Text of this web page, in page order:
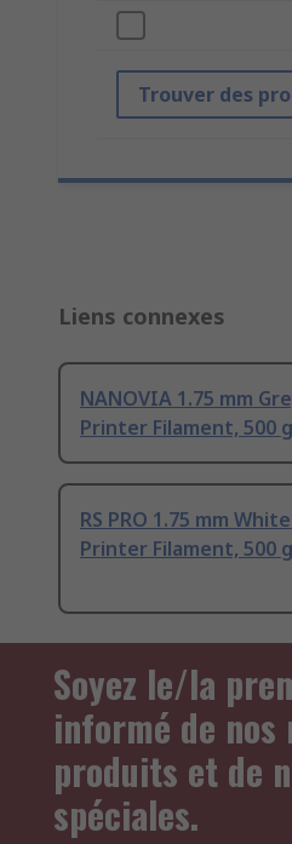
Trouver des
Liens connexes
NANOVIA 1.75 mm
Printer Filament, 500 g
RS PRO 1.75 mm
Printer Filament, 500 g
Soyez le/la
informé de nos
produits et de
spéciales.